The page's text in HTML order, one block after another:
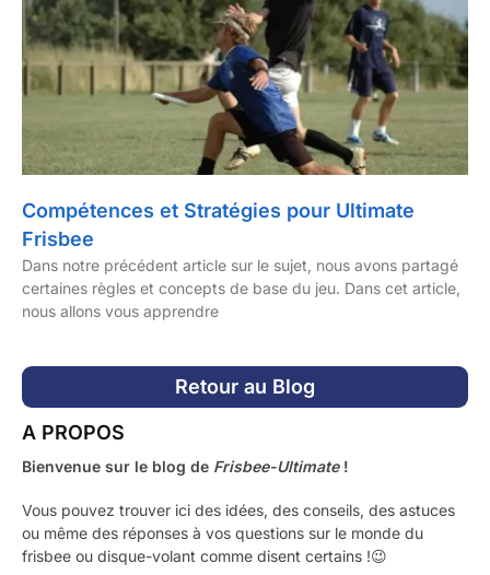
Retour au Blog
A PROPOS
Bienvenue sur le blog de Frisbee-Ultimate!
Vous pouvez trouver ici des idées, des conseils, des astuces
ou même des réponses à vos questions sur le monde du
frisbee ou disque-volant comme disent certains !😉
Compétences et Stratégies pour Ultimate
Frisbee
Dans notre précédent article sur le sujet, nous avons partagé
certaines règles et concepts de base du jeu. Dans cet article,
nous allons vous apprendre